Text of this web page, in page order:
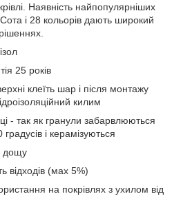
Наявність найпопулярніших
і 28 кольорів дають широкий
25 років
клеїть шар і після монтажу
килим
- так як гранули забарвлюються
і керамізуються
дощу
відходів (мах 5%)
на покрівлях з ухилом від